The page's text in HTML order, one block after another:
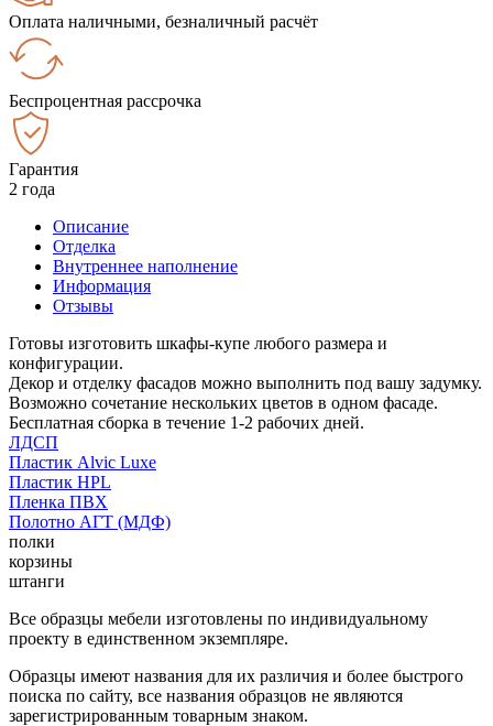
Оплата наличными, безналичный расчёт
Беспроцентная рассрочка
Гарантия
2 года
Описание
Отделка
Внутреннее наполнение
Информация
Отзывы
Готовы изготовить шкафы-купе любого размера и
конфигурации.
Декор и отделку фасадов можно выполнить под вашу задумку.
Возможно сочетание нескольких цветов в одном фасаде.
Бесплатная сборка в течение 1-2 рабочих дней.
ЛДСП
Пластик Alvic Luxe
Пластик HPL
Пленка ПВХ
Полотно АГТ (МДФ)
полки
корзины
штанги
Все образцы мебели изготовлены по индивидуальному
проекту в единственном экземпляре.
Образцы имеют названия для их различия и более быстрого
поиска по сайту, все названия образцов не являются
зарегистрированным товарным знаком.